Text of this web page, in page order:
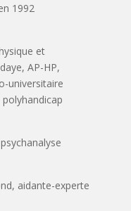
1992
et
AP-HP,
universitaire
aidante-experte